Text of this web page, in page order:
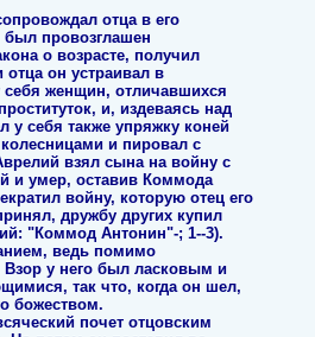
отца в его
был провозглашен
о возрасте, получил
отца он устраивал в
себя женщин, отличавшихся
и, издеваясь над
у себя также упряжку коней
и пировал с
взял сына на войну с
и умер, оставив Коммода
войну, которую отец его
дружбу других купил
"Коммод Антонин"-; 1--3).
ведь помимо
у него был ласковым и
так что, когда он шел,
божеством.
почет отцовским